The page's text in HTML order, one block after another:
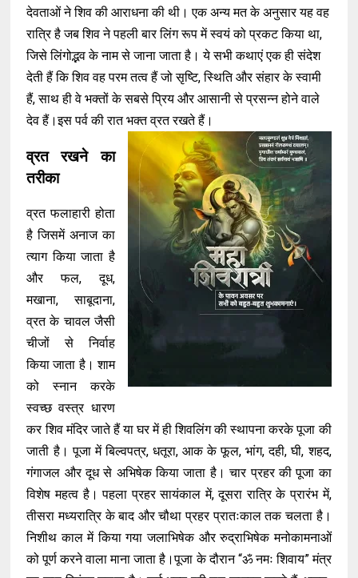
देवताओं ने शिव की आराधना की थी। एक अन्य मत के अनुसार यह वह
रात्रि है जब शिव ने पहली बार लिंग रूप में स्वयं को प्रकट किया था,
जिसे लिंगोद्भव के नाम से जाना जाता है। ये सभी कथाएं एक ही संदेश
देती हैं कि शिव वह परम तत्व हैं जो सृष्टि, स्थिति और संहार के स्वामी
हैं, साथ ही वे भक्तों के सबसे प्रिय और आसानी से प्रसन्न होने वाले
देव हैं।इस पर्व की रात भक्त व्रत रखते हैं।
व्रत रखने का
तरीका
व्रत फलाहारी होता
है जिसमें अनाज का
त्याग किया जाता है
और फल, दूध,
मखाना, साबूदाना,
व्रत के चावल जैसी
चीजों से निर्वाह
किया जाता है। शाम
को स्नान करके
स्वच्छ वस्त्र धारण
कर शिव मंदिर जाते हैं या घर में ही शिवलिंग की स्थापना करके पूजा की
जाती है। पूजा में बिल्वपत्र, धतूरा, आक के फूल, भांग, दही, घी, शहद,
गंगाजल और दूध से अभिषेक किया जाता है। चार प्रहर की पूजा का
विशेष महत्व है। पहला प्रहर सायंकाल में, दूसरा रात्रि के प्रारंभ में,
तीसरा मध्यरात्रि के बाद और चौथा प्रहर प्रातःकाल तक चलता है।
निशीथ काल में किया गया जलाभिषेक और रुद्राभिषेक मनोकामनाओं
को पूर्ण करने वाला माना जाता है।पूजा के दौरान “ॐ नमः शिवाय” मंत्र